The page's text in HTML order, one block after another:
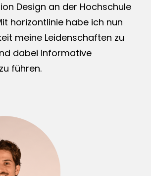
Design an der Hochschule
horizontlinie habe ich nun
meine Leidenschaften zu
dabei informative
führen.